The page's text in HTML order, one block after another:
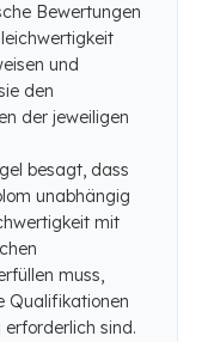
Bewertungen
und
den
der jeweiligen
besagt, dass
unabhängig
mit
muss,
Qualifikationen
sind.